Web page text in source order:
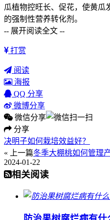
瓜植物控旺长、促花，使黄瓜
的强制性营养转化剂。
-- 展开阅读全文 --
打赏
阅读
海报
QQ 分享
微博分享
微信分享
分享
决明子如何栽培效益好？
« 上一篇冬季大棚桃如何管理
2024-01-22
相关阅读